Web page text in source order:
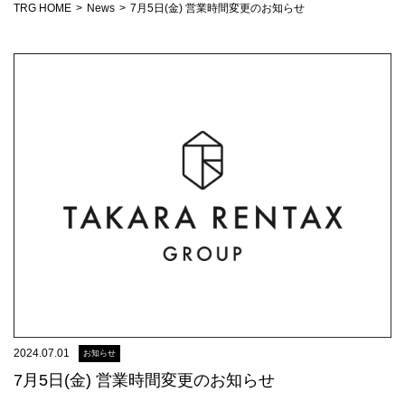
TRG HOME News 7月5日(金) 営業時間変更のお知らせ
2024.07.01 お知らせ
7月5日(金) 営業時間変更のお知らせ